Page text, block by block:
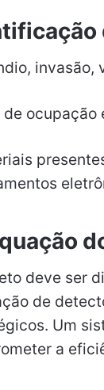
invasão,
de ocupação
deve ser
de
Um
a